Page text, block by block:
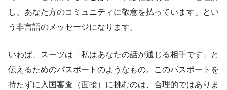
し、あなた方のコミュニティに敬意を払っています」とい
う非言語のメッセージになります。
いわば、スーツは「私はあなたの話が通じる相手です」と
伝えるためのパスポートのようなもの。このパスポートを
持たずに入国審査（面接）に挑むのは、合理的ではありま